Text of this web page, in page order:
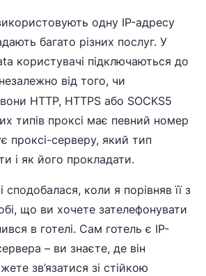
одну IP-адресу
багато різних послуг. У
користувачі підключаються до
від того, чи
HTTP, HTTPS або SOCKS5
типів проксі має певний номер
проксі-серверу, який тип
і як його прокладати.
сподобалася, коли я порівняв її з
що ви хочете зателефонувати
в готелі. Сам готель є IP-
– ви знаєте, де він
зв’язатися зі стійкою